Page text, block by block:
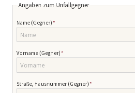
Angaben zum Unfallgegner
Pflichtfeld
Name (Gegner)*
Pflichtfeld
Vorname (Gegner)*
Pflichtfeld
Straße, Hausnummer (Gegner)*